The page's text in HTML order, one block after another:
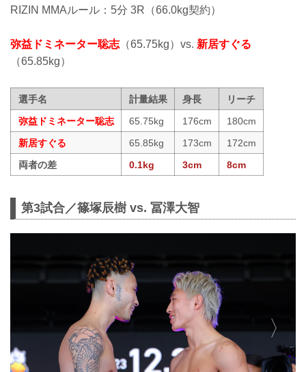
RIZIN MMAルール：5分 3R（66.0kg契約）
弥益ドミネーター聡志（65.75kg）vs. 新居すぐる
（65.85kg）
選手名 計量結果 身長
リーチ
弥益ドミネーター聡志
65.75kg 176cm
180cm
新居すぐる
65.85kg 173cm
172cm
両者の差
0.1kg 3cm 8cm
第3試合／篠塚辰樹 vs. 冨澤大智